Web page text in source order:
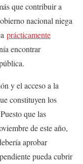
que contribuir a
nacional niega
prácticamente
encontrar
y el acceso a la
constituyen los
que las
de este año,
aprobar
pueda cubrir